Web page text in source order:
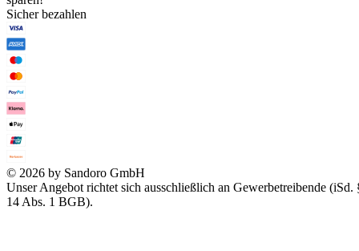
Sicher bezahlen
© 2026 by Sandoro GmbH
Unser Angebot richtet sich ausschließlich an Gewerbetreibende (iSd.
14 Abs. 1 BGB).